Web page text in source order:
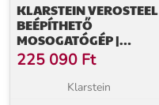
KLARSTEIN VEROSTEEL
BEÉPÍTHETŐ
MOSOGATÓGÉP |
MINIMALISTA,
HATÉKONY, ELEGÁNS |
EEC A | 60 CM
225 090 Ft
Klarstein